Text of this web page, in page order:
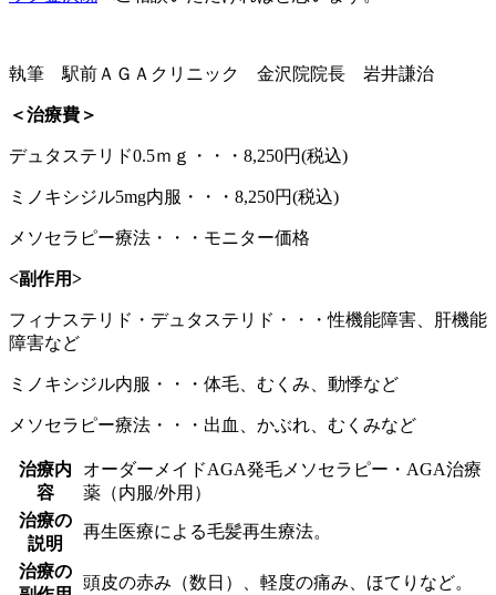
執筆 駅前ＡＧＡクリニック 金沢院院長 岩井謙治
＜治療費＞
デュタステリド0.5ｍｇ・・・8,250円(税込)
ミノキシジル5mg内服・・・8,250円(税込)
メソセラピー療法・・・モニター価格
<副作用>
フィナステリド・デュタステリド・・・性機能障害、肝機能
障害など
ミノキシジル内服・・・体毛、むくみ、動悸など
メソセラピー療法・・・出血、かぶれ、むくみなど
治療内
容
オーダーメイドAGA発毛メソセラピー・AGA治療
薬（内服/外用）
治療の
説明
再生医療による毛髪再生療法。
治療の
頭皮の赤み（数日）、軽度の痛み、ほてりなど。